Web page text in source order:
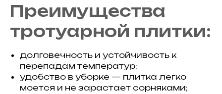
Преимущества
тротуарной плитки:
долговечность и устойчивость к
перепадам температур;
удобство в уборке — плитка легко
моется и не зарастает сорняками;